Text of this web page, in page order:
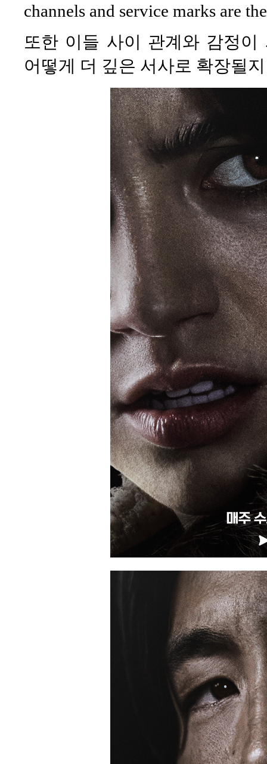
channels and service marks are
또한 이들 사이 관계와 감정
어떻게 더 깊은 서사로 확장될